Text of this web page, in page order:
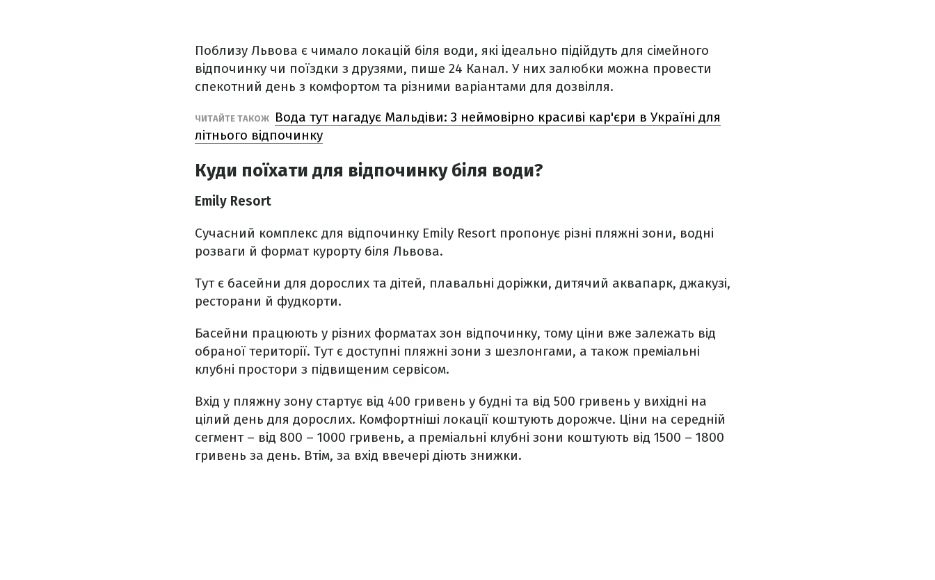
Поблизу Львова є чимало локацій біля води, які ідеально підійдуть для сімейного
відпочинку чи поїздки з друзями, пише 24 Канал. У них залюбки можна провести
спекотний день з комфортом та різними варіантами для дозвілля.
ЧИТАЙТЕ ТАКОЖ
Вода тут нагадує Мальдіви: 3 неймовірно красиві кар'єри в Україні для
літнього відпочинку
Куди поїхати для відпочинку біля води?
Emily Resort
Сучасний комплекс для відпочинку Emily Resort пропонує різні пляжні зони, водні
розваги й формат курорту біля Львова.
Тут є басейни для дорослих та дітей, плавальні доріжки, дитячий аквапарк, джакузі,
ресторани й фудкорти.
Басейни працюють у різних форматах зон відпочинку, тому ціни вже залежать від
обраної території. Тут є доступні пляжні зони з шезлонгами, а також преміальні
клубні простори з підвищеним сервісом.
Вхід у пляжну зону стартує від 400 гривень у будні та від 500 гривень у вихідні на
цілий день для дорослих. Комфортніші локації коштують дорожче. Ціни на середній
сегмент – від 800 – 1000 гривень, а преміальні клубні зони коштують від 1500 – 1800
гривень за день. Втім, за вхід ввечері діють знижки.